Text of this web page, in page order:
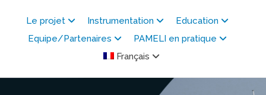
Le projet Instrumentation
Education
Equipe/Partenaires
PAMELI en pratique
Français